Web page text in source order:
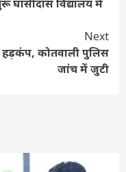
घासीदास विद्यालय में
Next
कोतवाली पुलिस
जांच में जुटी